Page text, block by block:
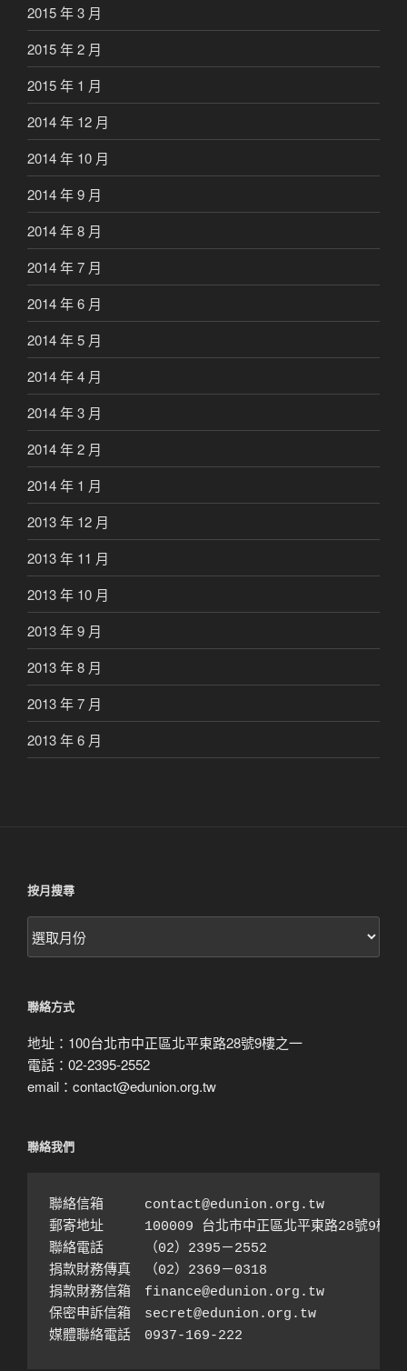
2015 年 3 月
2015 年 2 月
2015 年 1 月
2014 年 12 月
2014 年 10 月
2014 年 9 月
2014 年 8 月
2014 年 7 月
2014 年 6 月
2014 年 5 月
2014 年 4 月
2014 年 3 月
2014 年 2 月
2014 年 1 月
2013 年 12 月
2013 年 11 月
2013 年 10 月
2013 年 9 月
2013 年 8 月
2013 年 7 月
2013 年 6 月
按月搜尋
按
月
聯絡方式
地址：100台北市中正區北平東路28號9樓之一
電話：02-2395-2552
email：contact@edunion.org.tw
聯絡我們
聯絡信箱　　　contact@edunion.org.tw
郵寄地址　　　100009 台北市中正區北平東路28號9樓之
聯絡電話　　　（02）2395－2552
捐款財務傳真　（02）2369－0318
捐款財務信箱　finance@edunion.org.tw
保密申訴信箱　secret@edunion.org.tw
媒體聯絡電話　0937-169-222